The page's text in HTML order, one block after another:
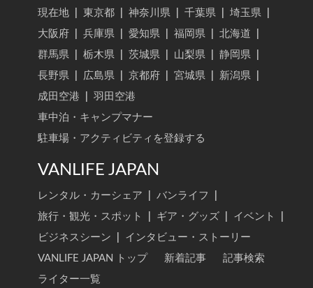
現在地 東京都 神奈川県 千葉県 埼玉県
大阪府
兵庫県 愛知県 福岡県 北海道
群馬県
栃木県 茨城県 山梨県 静岡県
長野県
広島県 京都府 宮城県 新潟県
成田空港
羽田空港
車中泊・キャンプマナー
駐車場・アクティビティを登録する
VANLIFE JAPAN
レンタル・カーシェア バンライフ
旅行・観光・スポット
ギア・グッズ イベント
ビジネスシーン
インタビュー・ストーリー
VANLIFE JAPAN トップ
新着記事
記事検索
ライター一覧